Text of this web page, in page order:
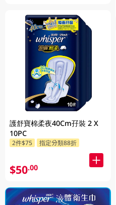
護舒寶棉柔夜40Cm孖裝 2 X
10PC
2件$75 指定分類88折
$50.00